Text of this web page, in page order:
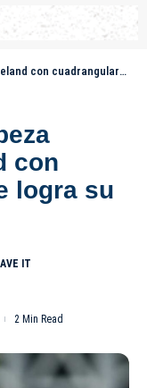
Bibee logra su primera victoria
con
logra su
2 Min Read